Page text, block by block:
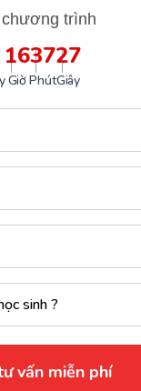
trình
16
Giờ
37
Phút
26
Giây
vấn miễn phí